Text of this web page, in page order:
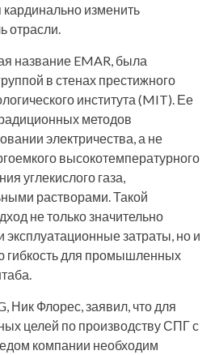
кардинально изменить
отрасли.
название EMAR, была
в стенах престижного
института (MIT). Ее
методов
электричества, а не
высокотемпературного
углекислого газа,
растворами. Такой
не только значительно
эксплуатационные затраты, но и
гибкость для промышленных
Ник Флорес, заявил, что для
целей по производству СПГ с
компании необходим